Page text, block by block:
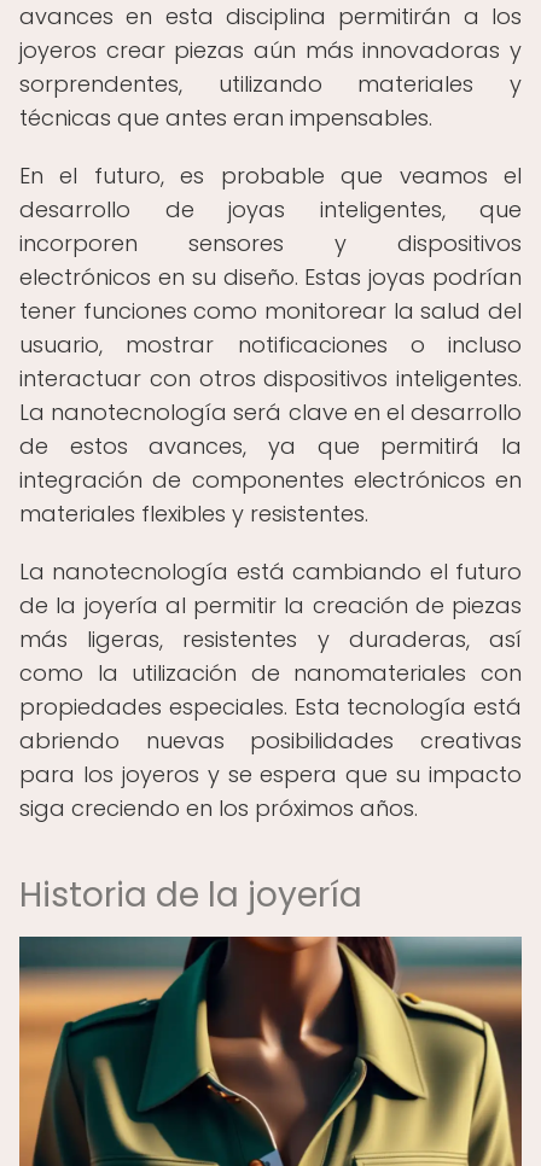
avances en esta disciplina permitirán a los
joyeros crear piezas aún más innovadoras y
sorprendentes, utilizando materiales y
técnicas que antes eran impensables.
En el futuro, es probable que veamos el
desarrollo de joyas inteligentes, que
incorporen sensores y dispositivos
electrónicos en su diseño. Estas joyas podrían
tener funciones como monitorear la salud del
usuario, mostrar notificaciones o incluso
interactuar con otros dispositivos inteligentes.
La nanotecnología será clave en el desarrollo
de estos avances, ya que permitirá la
integración de componentes electrónicos en
materiales flexibles y resistentes.
La nanotecnología está cambiando el futuro
de la joyería al permitir la creación de piezas
más ligeras, resistentes y duraderas, así
como la utilización de nanomateriales con
propiedades especiales. Esta tecnología está
abriendo nuevas posibilidades creativas
para los joyeros y se espera que su impacto
siga creciendo en los próximos años.
Historia de la joyería